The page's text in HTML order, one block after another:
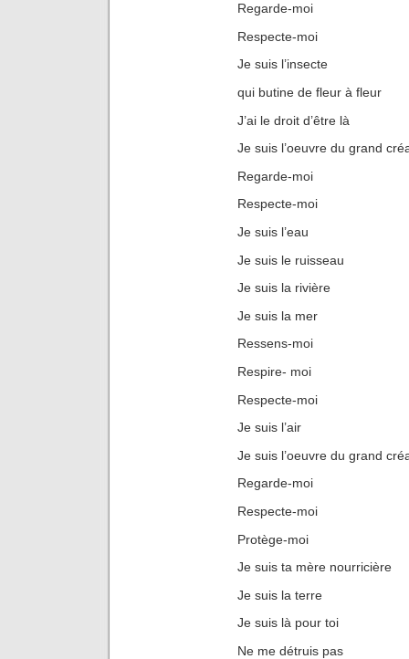
Regarde-moi
Respecte-moi
Je suis l’insecte
qui butine de fleur à fleur
J’ai le droit d’être là
Je suis l’oeuvre du grand
Regarde-moi
Respecte-moi
Je suis l’eau
Je suis le ruisseau
Je suis la rivière
Je suis la mer
Ressens-moi
Respire- moi
Respecte-moi
Je suis l’air
Je suis l’oeuvre du grand
Regarde-moi
Respecte-moi
Protège-moi
Je suis ta mère nourricière
Je suis la terre
Je suis là pour toi
Ne me détruis pas